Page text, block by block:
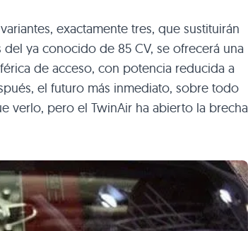
exactamente tres, que sustituirán
del ya conocido de 85 CV, se ofrecerá una
de acceso, con potencia reducida a
el futuro más inmediato, sobre todo
verlo, pero el TwinAir ha abierto la brecha